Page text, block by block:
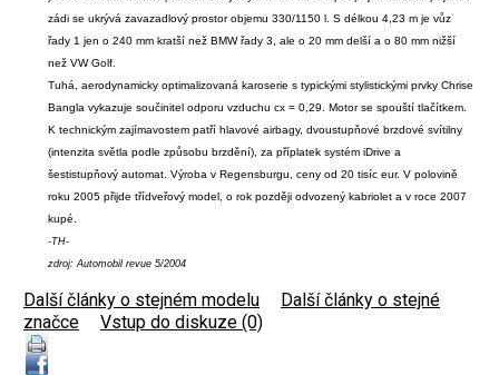
zádi se ukrývá zavazadlový prostor objemu 330/1150 l. S délkou 4,23 m je vůz
řady 1 jen o 240 mm kratší než BMW řady 3, ale o 20 mm delší a o 80 mm nižší
než VW Golf.
Tuhá, aerodynamicky optimalizovaná karoserie s typickými stylistickými prvky Chrise
Bangla vykazuje součinitel odporu vzduchu cx = 0,29. Motor se spouští tlačítkem.
K technickým zajímavostem patří hlavové airbagy, dvoustupňové brzdové svítilny
(intenzita světla podle způsobu brzdění), za příplatek systém iDrive a
šestistupňový automat. Výroba v Regensburgu, ceny od 20 tisíc eur. V polovině
roku 2005 přijde třídveřový model, o rok později odvozený kabriolet a v roce 2007
kupé.
-TH-
zdroj: Automobil revue 5/2004
Další články o stejném modelu
Další články o stejné
značce
Vstup do diskuze (0)